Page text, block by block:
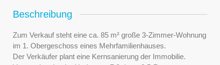
Beschreibung
Zum Verkauf steht eine ca. 85 m² große 3-Zimmer-Wohnung
im 1. Obergeschoss eines Mehrfamilienhauses.
Der Verkäufer plant eine Kernsanierung der Immobilie.